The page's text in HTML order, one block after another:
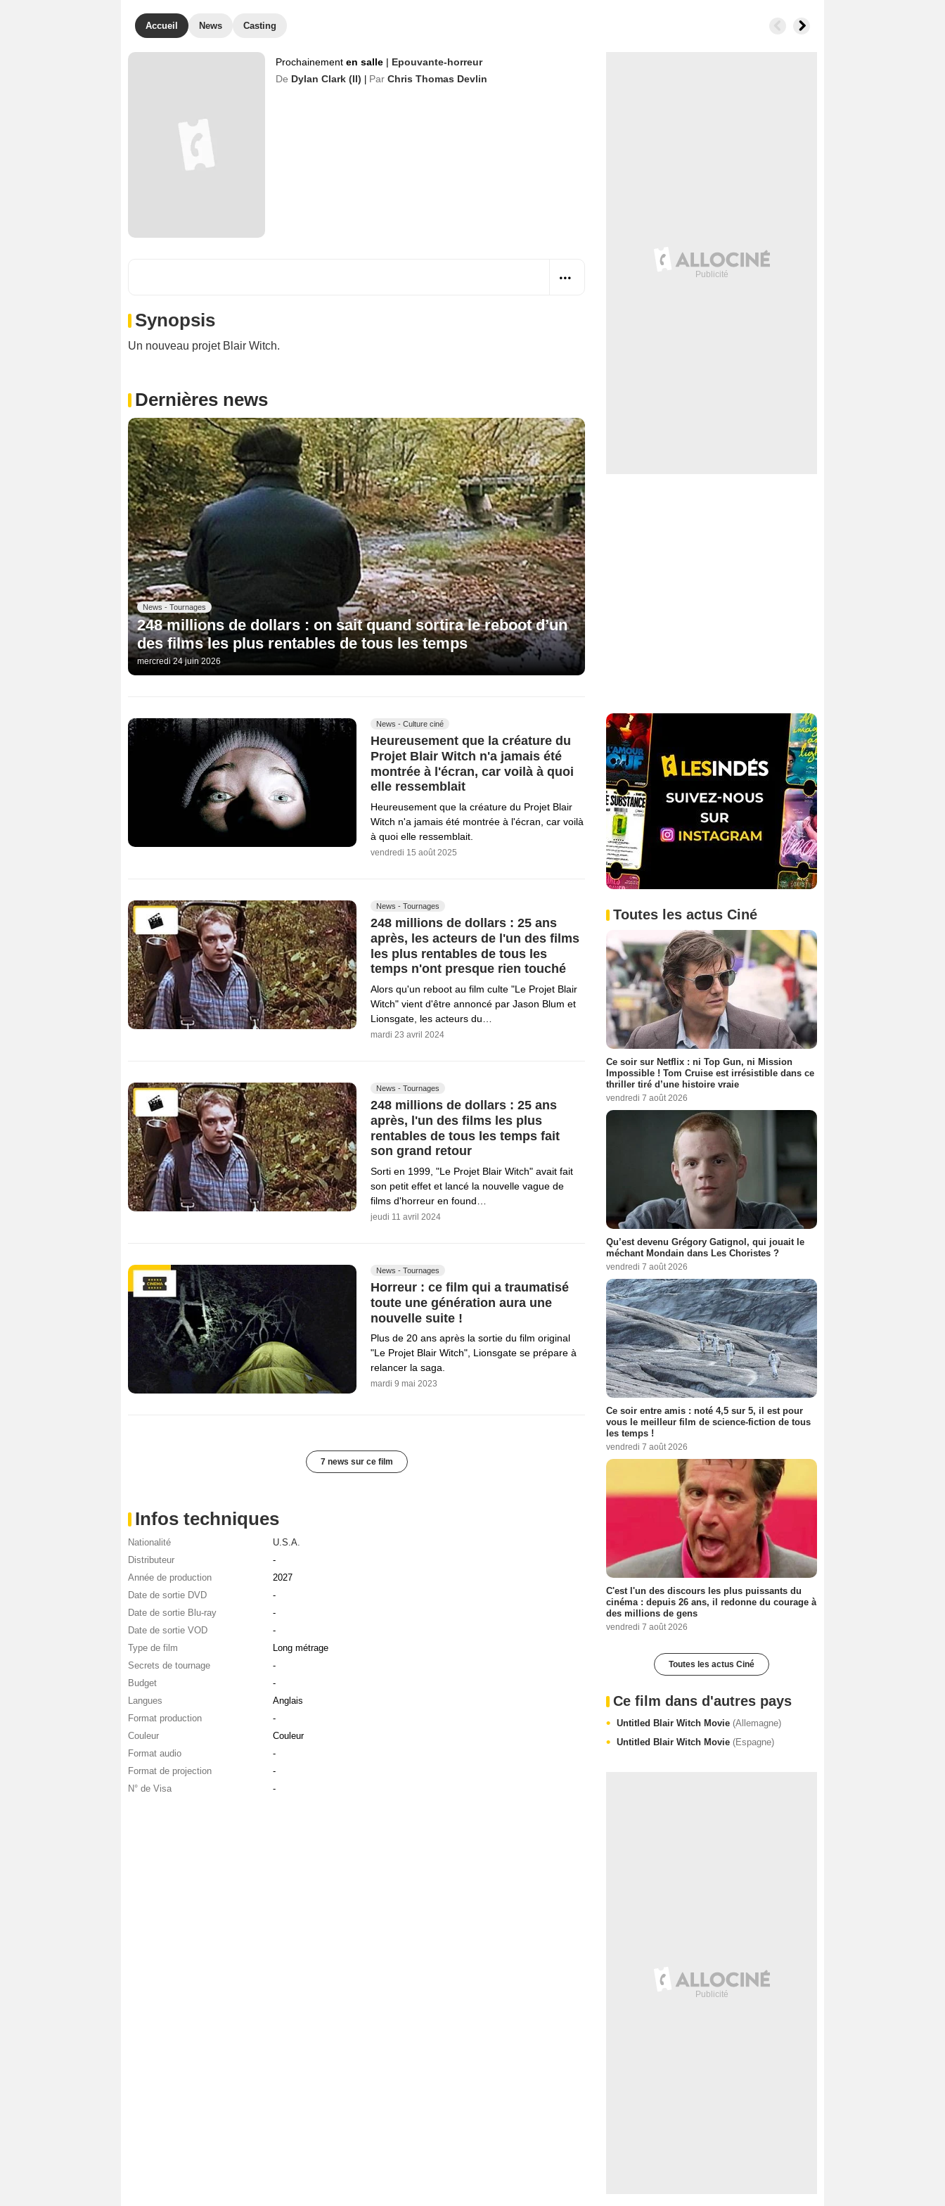
Accueil News Casting
Prochainement en salle | Epouvante-horreur
De Dylan Clark (II) Par Chris Thomas Devlin
Synopsis
Un nouveau projet Blair Witch.
Dernières news
News - Tournages
248 millions de dollars : on sait quand sortira le reboot d’un
des films les plus rentables de tous les temps
mercredi 24 juin 2026
News - Culture ciné
Heureusement que la créature du
Projet Blair Witch n'a jamais été
montrée à l'écran, car voilà à quoi
elle ressemblait
Heureusement que la créature du Projet Blair
Witch n'a jamais été montrée à l'écran, car voilà
à quoi elle ressemblait.
vendredi 15 août 2025
News - Tournages
248 millions de dollars : 25 ans
après, les acteurs de l'un des films
les plus rentables de tous les
temps n'ont presque rien touché
Alors qu'un reboot au film culte "Le Projet Blair
Witch" vient d'être annoncé par Jason Blum et
Lionsgate, les acteurs du…
mardi 23 avril 2024
News - Tournages
248 millions de dollars : 25 ans
après, l'un des films les plus
rentables de tous les temps fait
son grand retour
Sorti en 1999, "Le Projet Blair Witch" avait fait
son petit effet et lancé la nouvelle vague de
films d'horreur en found…
jeudi 11 avril 2024
News - Tournages
Horreur : ce film qui a traumatisé
toute une génération aura une
nouvelle suite !
Plus de 20 ans après la sortie du film original
"Le Projet Blair Witch", Lionsgate se prépare à
relancer la saga.
mardi 9 mai 2023
7 news sur ce film
Infos techniques
Nationalité
U.S.A.
Distributeur
-
Année de production
2027
Date de sortie DVD
-
Date de sortie Blu-ray
-
Date de sortie VOD
-
Type de film
Long métrage
Secrets de tournage
-
Budget
-
Langues
Anglais
Format production
-
Couleur
Couleur
Format audio
-
Format de projection
-
N° de Visa
-
Toutes les actus Ciné
Ce soir sur Netflix : ni Top Gun, ni Mission
Impossible ! Tom Cruise est irrésistible dans ce
thriller tiré d’une histoire vraie
vendredi 7 août 2026
Qu’est devenu Grégory Gatignol, qui jouait le
méchant Mondain dans Les Choristes ?
vendredi 7 août 2026
Ce soir entre amis : noté 4,5 sur 5, il est pour
vous le meilleur film de science-fiction de tous
les temps !
vendredi 7 août 2026
C'est l'un des discours les plus puissants du
cinéma : depuis 26 ans, il redonne du courage à
des millions de gens
vendredi 7 août 2026
Toutes les actus Ciné
Ce film dans d'autres pays
Untitled Blair Witch Movie (Allemagne)
Untitled Blair Witch Movie (Espagne)